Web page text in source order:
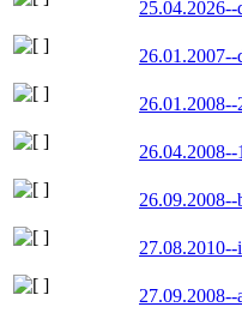
26.09.2008--
27.09.2008--